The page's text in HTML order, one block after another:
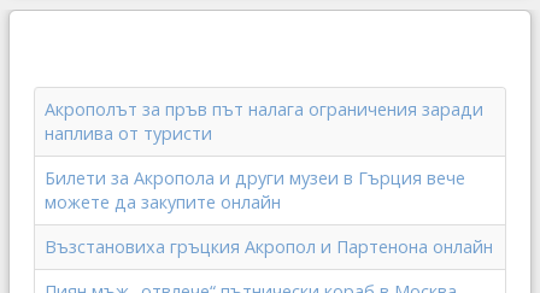
Акрополът за пръв път налага ограничения заради
наплива от туристи
Билети за Акропола и други музеи в Гърция вече
можете да закупите онлайн
Възстановиха гръцкия Акропол и Партенона онлайн